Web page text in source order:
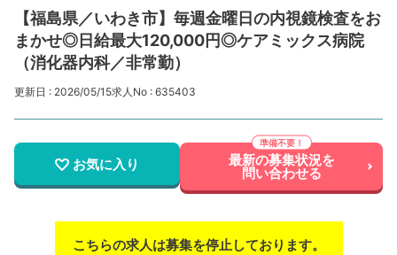
【福島県／いわき市】毎週金曜日の内視鏡検査をお
まかせ◎日給最大120,000円◎ケアミックス病院
（消化器内科／非常勤）
更新日 : 2026/05/15求人No : 635403
お気に入り 最新の募集状況を
問い合わせる
こちらの求人は募集を停止しております。